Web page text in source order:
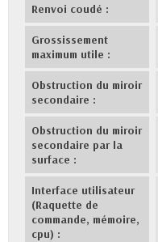
Renvoi coudé :
Grossissement
maximum utile :
Obstruction du miroir
secondaire :
Obstruction du miroir
secondaire par la
surface :
Interface utilisateur
(Raquette de
commande, mémoire,
cpu) :